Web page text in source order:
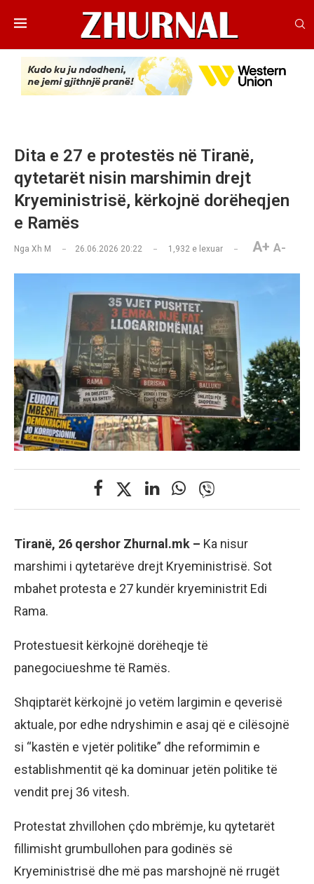
Dita e 27 e protestës në Tiranë,
qytetarët nisin marshimin drejt
Kryeministrisë, kërkojnë dorëheqjen
e Ramës
Nga Xh M 26.06.2026 20:22 1,932 e lexuar A+ A-
Tiranë, 26 qershor Zhurnal.mk – Ka nisur
marshimi i qytetarëve drejt Kryeministrisë. Sot
mbahet protesta e 27 kundër kryeministrit Edi
Rama.
Protestuesit kërkojnë dorëheqje të
panegociueshme të Ramës.
Shqiptarët kërkojnë jo vetëm largimin e qeverisë
aktuale, por edhe ndryshimin e asaj që e cilësojnë
si “kastën e vjetër politike” dhe reformimin e
establishmentit që ka dominuar jetën politike të
vendit prej 36 vitesh.
Protestat zhvillohen çdo mbrëmje, ku qytetarët
fillimisht grumbullohen para godinës së
Kryeministrisë dhe më pas marshojnë në rrugët